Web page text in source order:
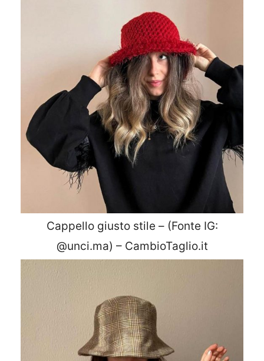
Cappello giusto stile – (Fonte IG:
@unci.ma) – CambioTaglio.it